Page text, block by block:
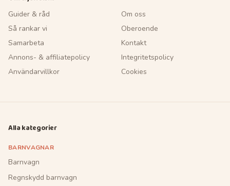
Guider & råd
Om oss
Så rankar vi
Oberoende
Samarbeta
Kontakt
Annons- & affiliatepolicy
Integritetspolicy
Användarvillkor
Cookies
Alla kategorier
BARNVAGNAR
Barnvagn
Regnskydd barnvagn